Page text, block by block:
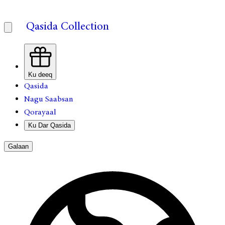
Qasida Collection
Ku deeq
Qasida
Nagu Saabsan
Qorayaal
Ku Dar Qasida
Galaan